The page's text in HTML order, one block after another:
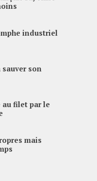
industriel
sauver son
au filet par le
mais